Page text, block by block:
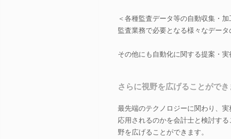
＜各種監査データ等の自動収集・加
監査業務で必要となる様々なデー
その他にも自動化に関する提案・実
さらに視野を広げることができ
最先端のテクノロジーに関わり、
応用されるのかを会計士と検討す
野を広げることができます。